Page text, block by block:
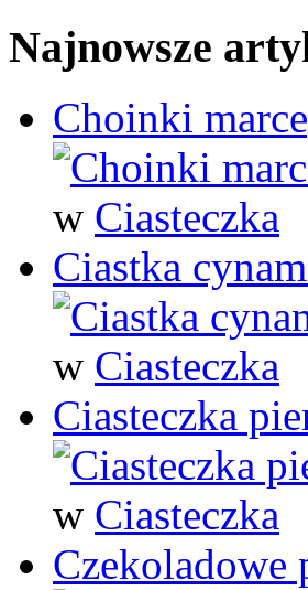
Najnowsze
Choinki
w Ciasteczka
Ciastka
w Ciasteczka
Ciasteczka
w Ciasteczka
Czekoladowe